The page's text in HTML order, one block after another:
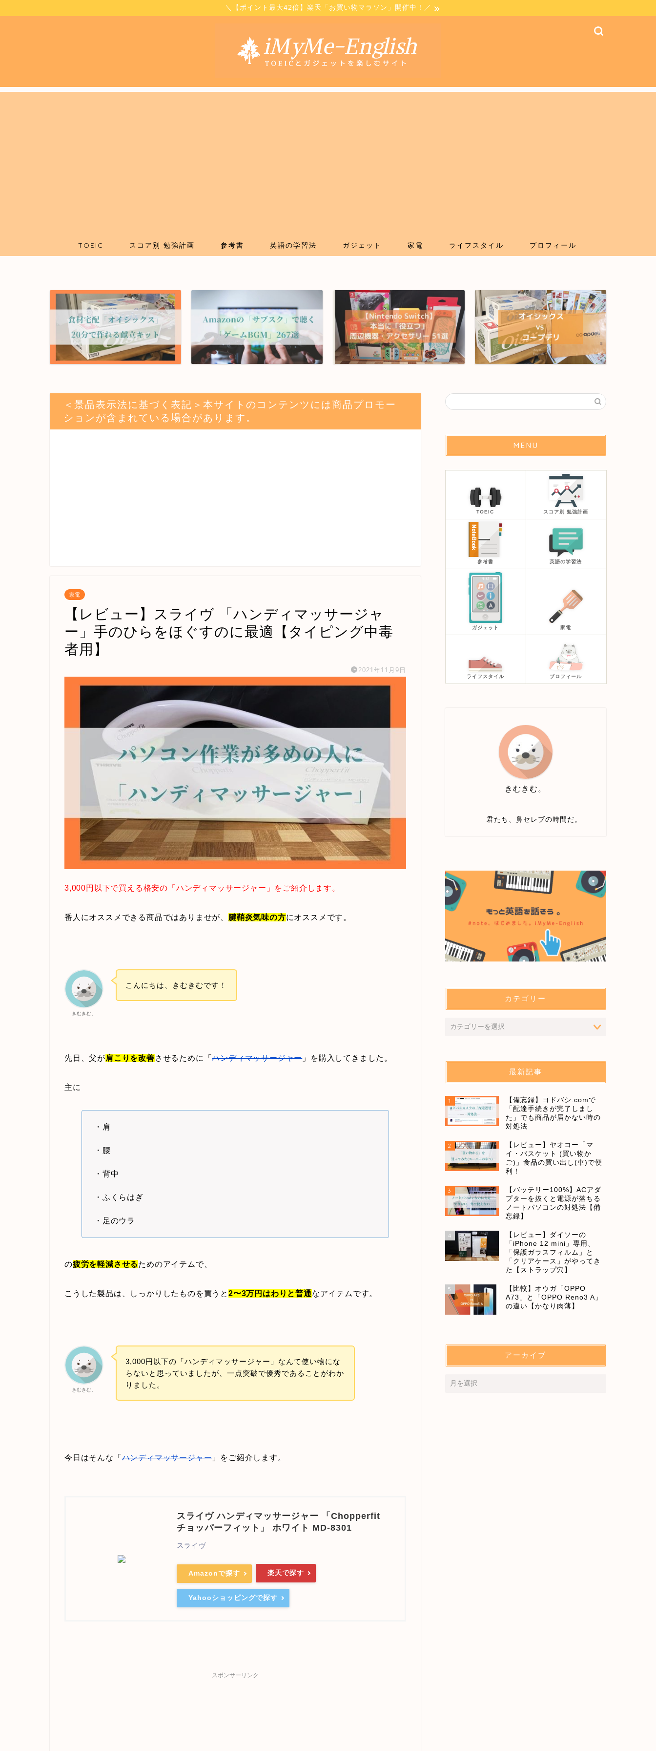
＼【ポイント最大42倍】楽天「お買い物マラソン」開催中！／
TOEIC スコア別 勉強計画 参考書 英語の学習法 ガジェット 家電 ライフスタイル プロフィール
＜景品表示法に基づく表記＞本サイトのコンテンツには商品プロモー
ションが含まれている場合があります。
家電
【レビュー】スライヴ 「ハンディマッサージャ
ー」手のひらをほぐすのに最適【タイピング中毒
者用】
2021年11月9日
3,000円以下で買える格安の「ハンディマッサージャー」をご紹介します。
番人にオススメできる商品ではありませが、 腱鞘炎気味の方にオススメです。
きむきむ。
こんにちは、きむきむです！
先日、父が肩こりを改善させるために「ハンディマッサージャー」を購入してきました。
主に
・肩
・腰
・背中
・ふくらはぎ
・足のウラ
の疲労を軽減させるためのアイテムで、
こうした製品は、しっかりしたものを買うと 2〜3万円はわりと普通なアイテムです。
きむきむ。
3,000円以下の「ハンディマッサージャー」なんて使い物にな
らないと思っていましたが、一点突破で優秀であることがわか
りました。
今日はそんな「ハンディマッサージャー」をご紹介します。
スライヴ ハンディマッサージャー 「Chopperfit
チョッパーフィット」 ホワイト MD-8301
スライヴ
Amazonで探す 楽天で探す
Yahooショッピングで探す
スポンサーリンク
MENU
TOEIC スコア別 勉強計画
参考書 英語の学習法
ガジェット 家電
ライフスタイル プロフィール
きむきむ。
君たち、鼻セレブの時間だ。
カテゴリー
最新記事
1
【備忘録】ヨドバシ.comで
「配達手続きが完了しまし
た」でも商品が届かない時の
対処法
2
【レビュー】ヤオコー「マ
イ・バスケット (買い物か
ご)」食品の買い出し(車)で便
利！
3
【バッテリー100%】ACアダ
プターを抜くと電源が落ちる
ノートパソコンの対処法【備
忘録】
4
【レビュー】ダイソーの
「iPhone 12 mini」専用、
「保護ガラスフィルム」と
「クリアケース」がやってき
た【ストラップ穴】
5
【比較】オウガ「OPPO
A73」と「OPPO Reno3 A」
の違い【かなり肉薄】
アーカイブ